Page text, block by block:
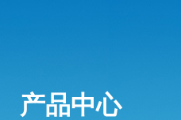
产品中心